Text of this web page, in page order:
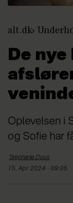
alt.dk
De
Oplevelsen i
og Sofie har
Stephanie Duus
15. Apr 2024 - 09:05